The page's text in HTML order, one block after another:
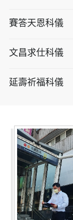
賽答天恩科儀
文昌求仕科儀
延壽祈福科儀